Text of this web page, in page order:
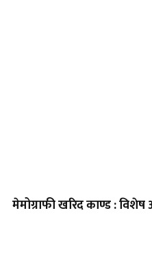
मेमोग्राफी खरिद काण्ड :